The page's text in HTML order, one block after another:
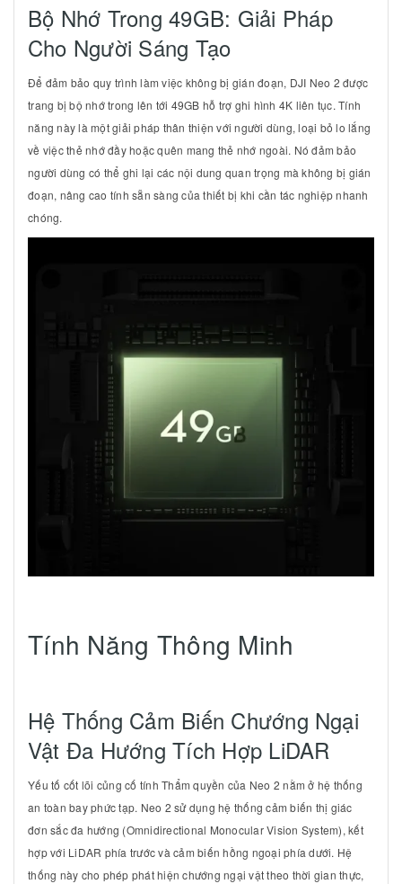
Bộ Nhớ Trong 49GB: Giải Pháp
Cho Người Sáng Tạo
Để đảm bảo quy trình làm việc không bị gián đoạn, DJI Neo 2 được
trang bị bộ nhớ trong lên tới 49GB hỗ trợ ghi hình 4K liên tục. Tính
năng này là một giải pháp thân thiện với người dùng, loại bỏ lo lắng
về việc thẻ nhớ đầy hoặc quên mang thẻ nhớ ngoài. Nó đảm bảo
người dùng có thể ghi lại các nội dung quan trọng mà không bị gián
đoạn, nâng cao tính sẵn sàng của thiết bị khi cần tác nghiệp nhanh
chóng.
Tính Năng Thông Minh
Hệ Thống Cảm Biến Chướng Ngại
Vật Đa Hướng Tích Hợp LiDAR
Yếu tố cốt lõi củng cố tính Thẩm quyền của Neo 2 nằm ở hệ thống
an toàn bay phức tạp. Neo 2 sử dụng hệ thống cảm biến thị giác
đơn sắc đa hướng (Omnidirectional Monocular Vision System), kết
hợp với LiDAR phía trước và cảm biến hồng ngoại phía dưới. Hệ
thống này cho phép phát hiện chướng ngại vật theo thời gian thực,